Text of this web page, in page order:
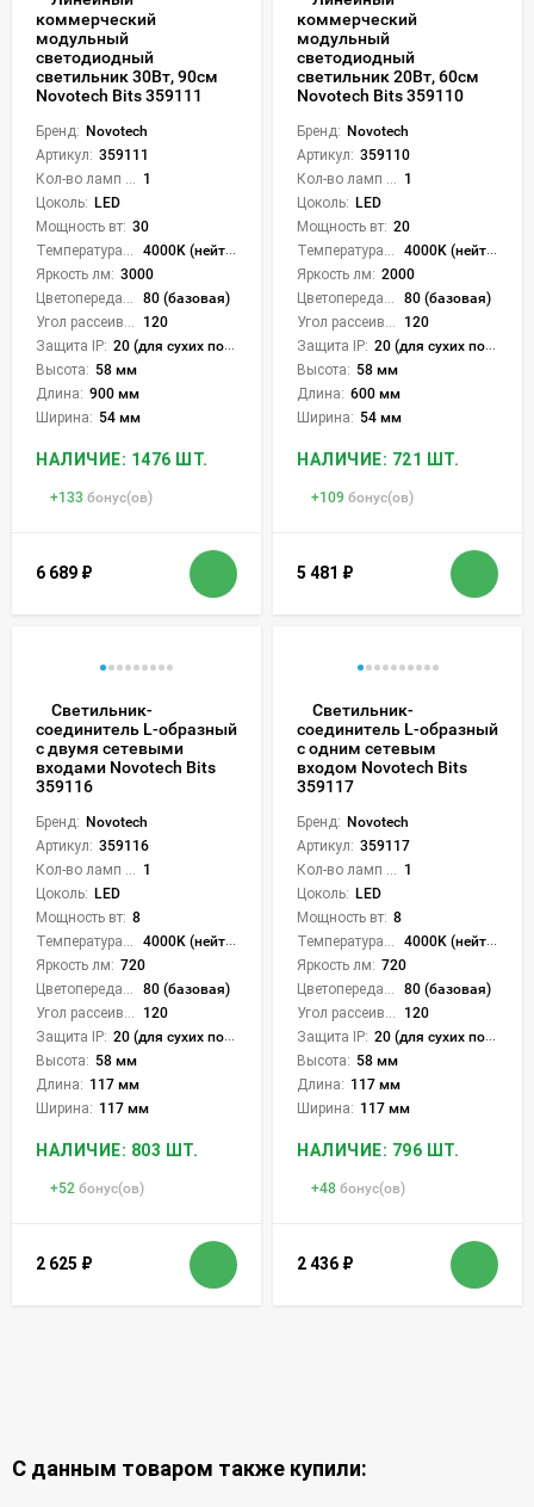
коммерческий
модульный
светодиодный
светильник 30Вт, 90см
Novotech Bits 359111
Бренд: Novotech
Артикул: 359111
1
Цоколь: LED
Мощность вт: 30
4000K (нейтральный)
Яркость лм: 3000
80 (базовая)
120
Защита IP: 20 (для сухих пом.)
Высота: 58 мм
Длина: 900 мм
Ширина: 54 мм
НАЛИЧИЕ: 1476 ШТ.
+133 бонус(ов)
6 689 ₽
коммерческий
модульный
светодиодный
светильник 20Вт, 60см
Novotech Bits 359110
Бренд: Novotech
Артикул: 359110
1
Цоколь: LED
Мощность вт: 20
4000K (нейтральный)
Яркость лм: 2000
80 (базовая)
120
Защита IP: 20 (для сухих пом.)
Высота: 58 мм
Длина: 600 мм
Ширина: 54 мм
НАЛИЧИЕ: 721 ШТ.
+109 бонус(ов)
5 481 ₽
Светильник-
соединитель L-образный
с двумя сетевыми
входами Novotech Bits
359116
Бренд: Novotech
Артикул: 359116
Кол-во ламп или LED: 1
Цоколь: LED
Мощность вт: 8
Температура света:
4000K (нейтральный)
Яркость лм: 720
Цветопередача (CRI):
80 (базовая)
Угол рассеивания света °:
120
Защита IP: 20 (для сухих пом.)
Высота: 58 мм
Длина: 117 мм
Ширина: 117 мм
НАЛИЧИЕ: 803 ШТ.
+52 бонус(ов)
2 625 ₽
Светильник-
соединитель L-образный
с одним сетевым
входом Novotech Bits
359117
Бренд: Novotech
Артикул: 359117
Кол-во ламп или LED: 1
Цоколь: LED
Мощность вт: 8
Температура света:
4000K (нейтральный)
Яркость лм: 720
Цветопередача (CRI):
80 (базовая)
Угол рассеивания света °:
120
Защита IP: 20 (для сухих пом.)
Высота: 58 мм
Длина: 117 мм
Ширина: 117 мм
НАЛИЧИЕ: 796 ШТ.
+48 бонус(ов)
2 436 ₽
С данным товаром также купили: